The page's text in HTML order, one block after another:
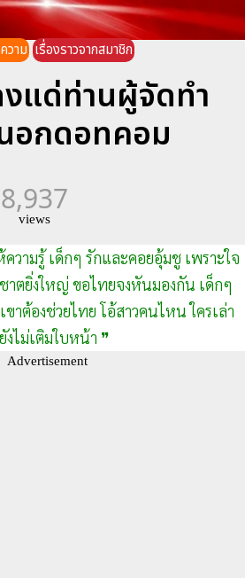
วาม เรื่องราวจากสมาชิก
แด่ท่านผู้จัดทำ
อกดอทคอม
8,937
views
วามรู้ เด็กๆ รักและคอยอุ้มชู เพราะใจ
าตยิ่งใหญ่ ขอไทยจงหันมองกัน เด็กๆ
าต้องช่วยไทย โอ้สาวคนไหน ใครเล่า
ไม่เติมใบหน้า ❞
Advertisement